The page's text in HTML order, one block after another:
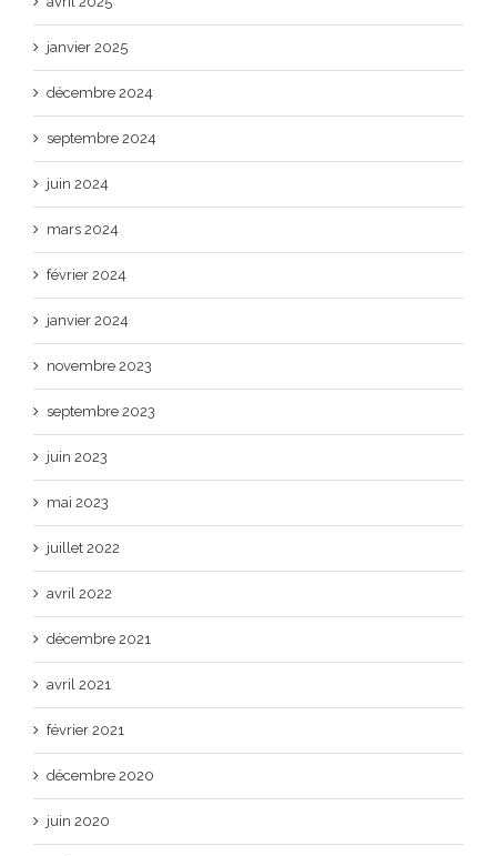
janvier 2025
décembre 2024
septembre 2024
juin 2024
mars 2024
février 2024
janvier 2024
novembre 2023
septembre 2023
juin 2023
mai 2023
juillet 2022
avril 2022
décembre 2021
avril 2021
février 2021
décembre 2020
juin 2020